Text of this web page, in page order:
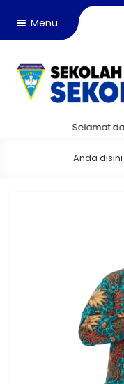
Menu
Selamat
Anda disini